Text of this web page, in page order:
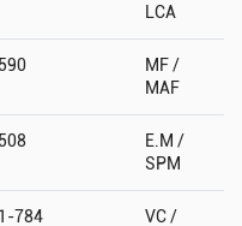
LCA
MF /
MAF
E.M /
SPM
784
VC /